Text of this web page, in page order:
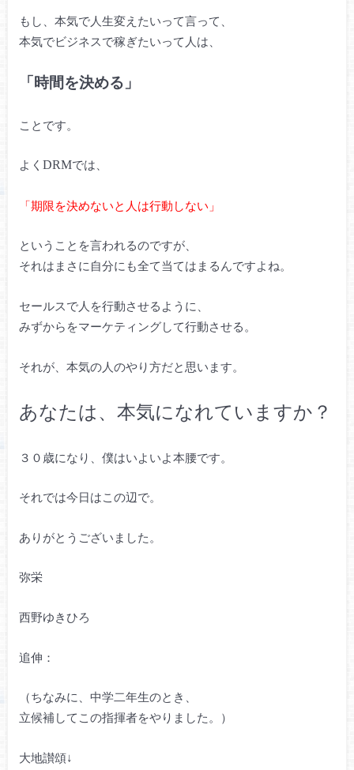
もし、本気で人生変えたいって言って、
本気でビジネスで稼ぎたいって人は、
「時間を決める」
ことです。
よく DRMでは、
「期限を決めないと人は行動しない」
ということを言われるのですが、
それはまさに自分にも全て当てはまるんですよね。
セールスで人を行動させるように、
みずからをマーケティングして行動させる。
それが、本気の人のやり方だと思います。
あなたは、本気になれていますか？
３０歳になり、僕はいよいよ本腰です。
それでは今日はこの辺で。
ありがとうございました。
弥栄
西野ゆきひろ
追伸：
（ちなみに、中学二年生のとき、
立候補してこの指揮者をやりました。）
大地讃頌↓